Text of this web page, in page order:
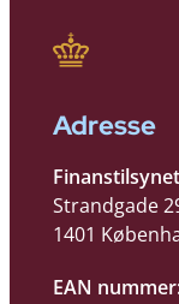
Adresse
Finanstilsynet
Strandgade
1401
EAN